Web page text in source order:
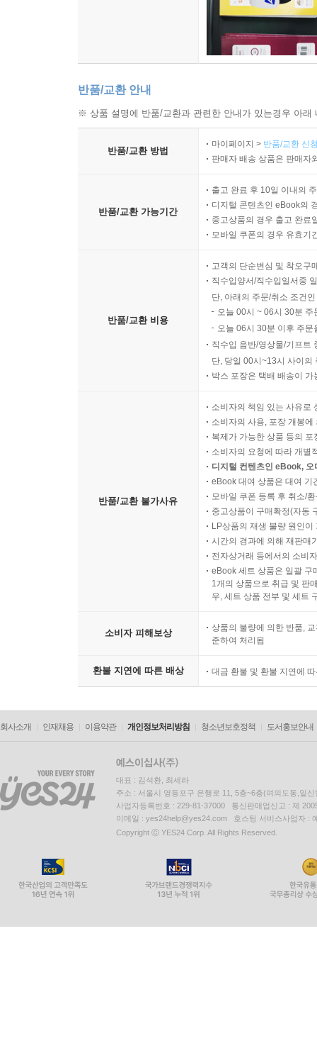
반품/교환 안내
※ 상품 설명에 반품/교환과 관련한 안내가 있는경우 아
반품/교환 방법
마이페이지 > 반품/교환 신
판매자 배송 상품은 판매자
반품/교환 가능기간
출고 완료 후 10일 이내의
디지털 콘텐츠인 eBook의
중고상품의 경우 출고 완료
모바일 쿠폰의 경우 유효기
반품/교환 비용
고객의 단순변심 및 착오구
직수입양서/직수입일서중
단, 아래의 주문/취소 조건
오늘 00시 ~ 06시 30분
오늘 06시 30분 이후 주
직수입 음반/영상물/기프트
단, 당일 00시~13시 사이의
박스 포장은 택배 배송이
반품/교환 불가사유
소비자의 책임 있는 사유로
소비자의 사용, 포장 개봉
복제가 가능한 상품 등의
소비자의 요청에 따라 개별
디지털 컨텐츠인 eBook,
eBook 대여 상품은 대여 기
모바일 쿠폰 등록 후 취소/
중고상품이 구매확정(자동
LP상품의 재생 불량 원인
시간의 경과에 의해 재판매
전자상거래 등에서의 소비
eBook 세트 상품은 일괄 구
1개의 상품으로 취급 및 판
우, 세트 상품 전부 및 세트
소비자 피해보상
상품의 불량에 의한 반품,
준하여 처리됨
환불 지연에 따른 배상 대금 환불 및 환불 지연에
회사소개 인재채용 이용약관 개인정보처리방침 청소년보호정책 도서홍보안내
대표 : 김석환, 최세라
주소 : 서울시 영등포구 은행로 11, 5층~6층(여의도동,일신
사업자등록번호 : 229-81-37000 통신판매업신고 : 제
이메일 : yes24help@yes24.com 호스팅 서비스사업자 :
Copyright ⓒ YES24 Corp. All Rights Reserved.